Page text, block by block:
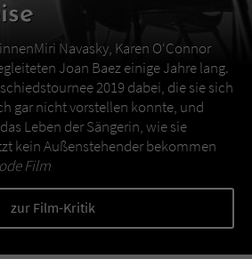
Navasky, Karen O‘Connor
Joan Baez einige Jahre lang.
2019 dabei, die sie sich
gar nicht vorstellen konnte, und
Leben der Sängerin, wie sie
kein Außenstehender bekommen
Film
zur Film-Kritik